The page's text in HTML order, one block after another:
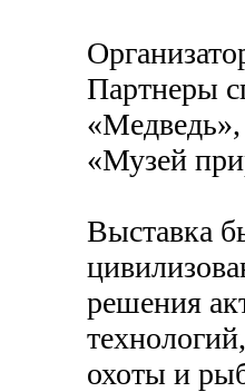
Партнеры
«Музей
Выставка
решения
охоты и